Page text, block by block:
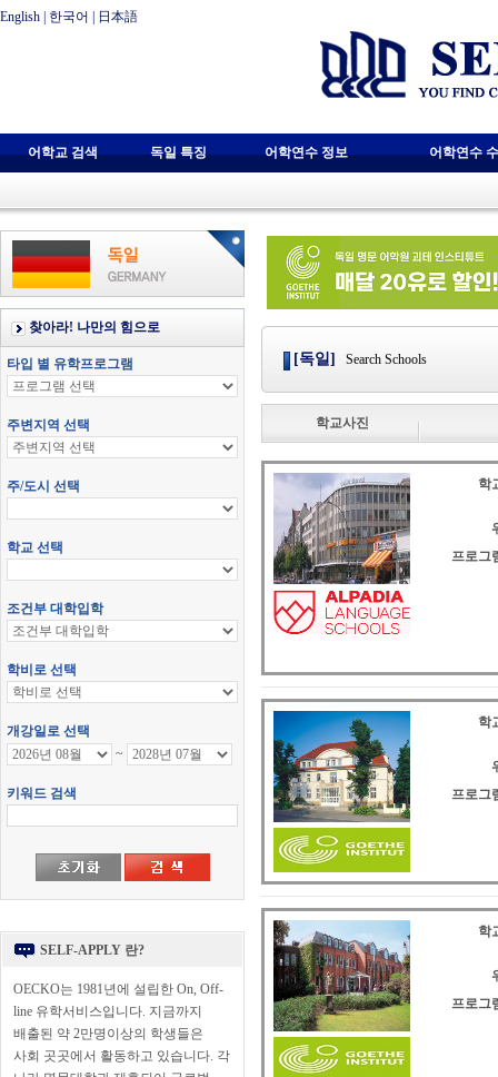
English 한국어 日本語
어학교 검색 독일 특징 어학연수 정보 어학연수
SELF-APPLY 란?
OECKO는 1981년에 설립한 On, Off-
line 유학서비스입니다. 지금까지
배출된 약 2만명이상의 학생들은
사회 곳곳에서 활동하고 있습니다. 각
[독일] Search Schools
학교사진
학
프로그
학
프로그
학
프로그